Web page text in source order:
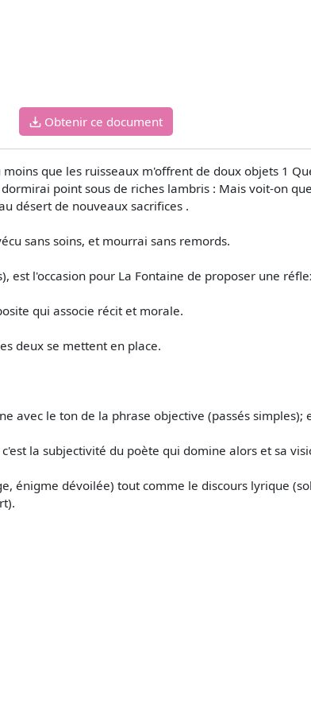
Obtenir ce document
Du moins que les ruisseaux m'offrent de doux objets 1
point sous de riches lambris : Mais voit-on
désert de nouveaux sacrifices .
sans soins, et mourrai sans remords.
est l'occasion pour La Fontaine de proposer une
qui associe récit et morale.
deux se mettent en place.
avec le ton de la phrase objective (passés simples);
la subjectivité du poète qui domine alors et sa
énigme dévoilée) tout comme le discours lyrique